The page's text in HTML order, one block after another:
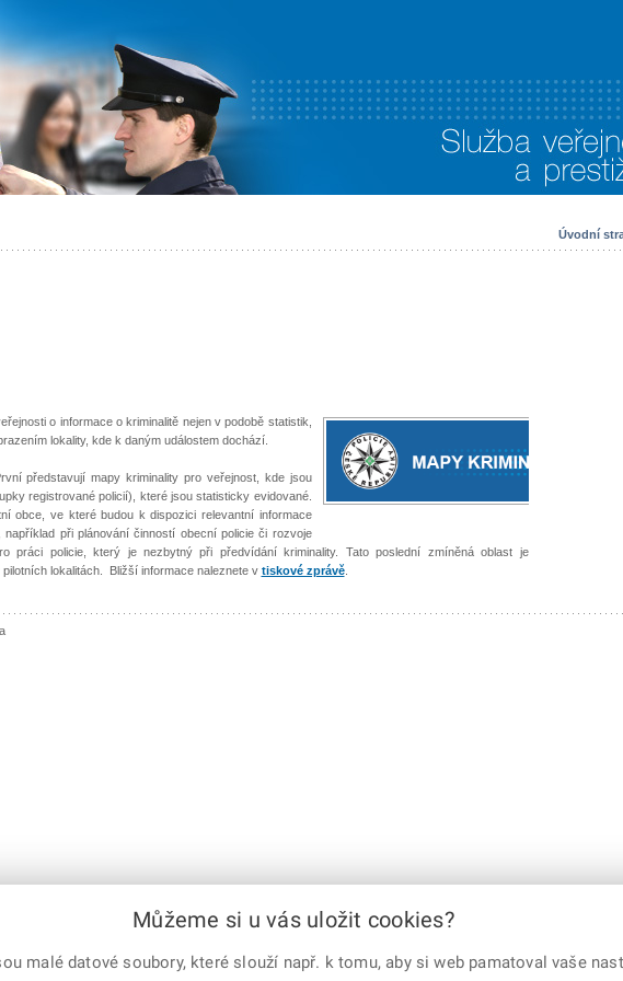
Úvodní
o informace o kriminalitě nejen v podobě statistik,
lokality, kde k daným událostem dochází.
představují mapy kriminality pro veřejnost, kde jsou
registrované policií), které jsou statisticky evidované.
obce, ve které budou k dispozici relevantní informace
při plánování činností obecní policie či rozvoje
práci policie, který je nezbytný při předvídání kriminality. Tato poslední zmíněná oblast je
lokalitách. Bližší informace naleznete v tiskové zprávě.
Můžeme si u vás uložit cookies?
malé datové soubory, které slouží např. k tomu, aby si web pamatoval vaše